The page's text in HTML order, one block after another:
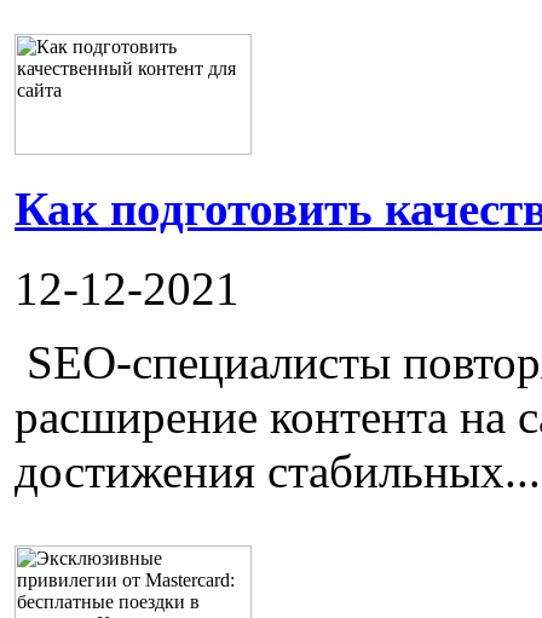
Как подготовить
12-12-2021
SEO-специалисты
расширение контента на
достижения стабильных...